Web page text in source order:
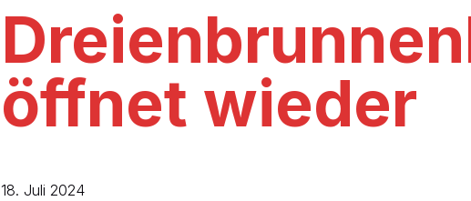
öffnet wieder
18. Juli 2024